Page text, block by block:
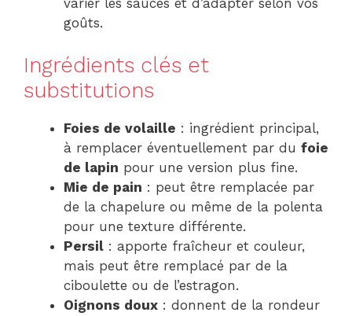
goûts.
Ingrédients clés et
substitutions
Foies de volaille : ingrédient principal,
à remplacer éventuellement par du foie
de lapin pour une version plus fine.
Mie de pain : peut être remplacée par
de la chapelure ou même de la polenta
pour une texture différente.
Persil : apporte fraîcheur et couleur,
mais peut être remplacé par de la
ciboulette ou de l’estragon.
Oignons doux : donnent de la rondeur